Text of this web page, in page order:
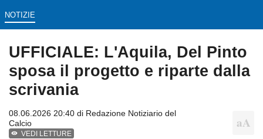
NOTIZIE
UFFICIALE: L'Aquila, Del Pinto
sposa il progetto e riparte dalla
scrivania
08.06.2026 20:40 di Redazione Notiziario del
Calcio
VEDI LETTURE